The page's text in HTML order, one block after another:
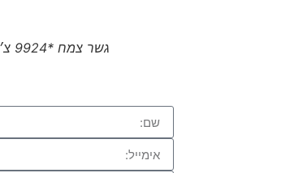
גשר צמח *9924 צ׳יטו טיגו 8 פרו המותג הסיני הגיע לצפון